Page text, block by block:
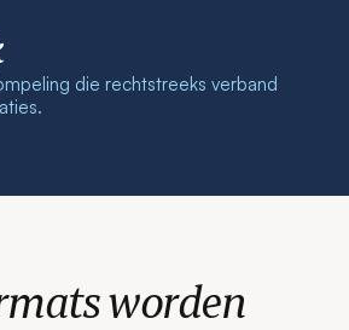
die rechtstreeks verband
worden